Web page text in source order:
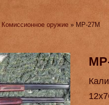
Комиссионное оружие » МР-27М